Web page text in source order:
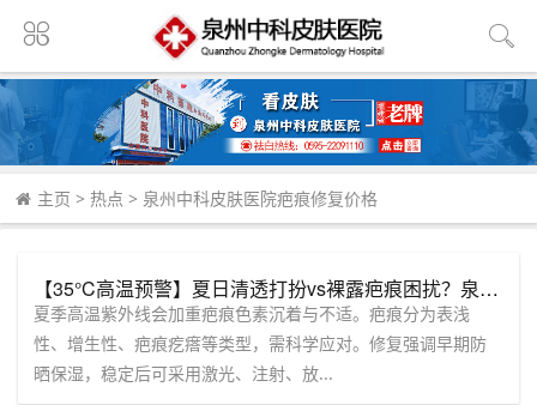
主页 > 热点 > 泉州中科皮肤医院疤痕修复价格
【35°C高温预警】夏日清透打扮vs裸露疤痕困扰？泉州中科专注修复，告别遗憾！
夏季高温紫外线会加重疤痕色素沉着与不适。疤痕分为表浅
性、增生性、疤痕疙瘩等类型，需科学应对。修复强调早期防
晒保湿，稳定后可采用激光、注射、放...